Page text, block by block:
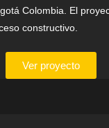
Ver proyecto
Colombia. El
constructivo.